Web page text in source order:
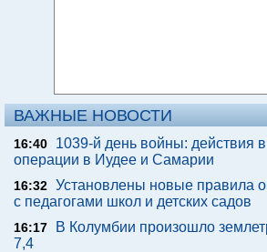
ВАЖНЫЕ НОВОСТИ
16:40
1039-й день войны: действия
операции в Иудее и Самарии
16:32 Установлены новые правила
с педагогами школ и детских садов
16:17
В Колумбии произошло
7,4